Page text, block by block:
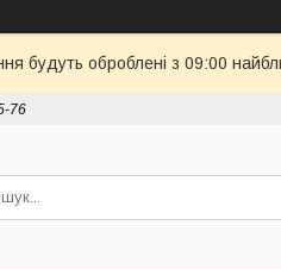
будуть оброблені з 09:00
76